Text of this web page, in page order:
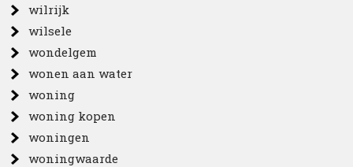
wilrijk
wilsele
wondelgem
wonen aan water
woning
woning kopen
woningen
woningwaarde